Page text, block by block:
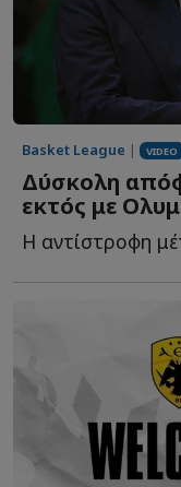
Basket League | VIDEO
Δύσκολη
εκτός με